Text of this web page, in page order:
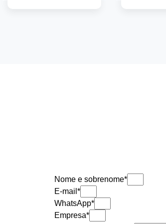
Nome e sobrenome*
E-mail*
WhatsApp*
Empresa*